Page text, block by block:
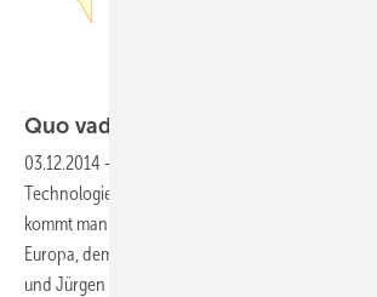
Quo vadis Fenster und
03.12.2014 -
Technologien – Denkt man an die Fenster und
kommt man nicht am wichtigsten Fensterinstitut in
Europa, dem ift in Rosenheim vorbei.
und Jürgen Benitz, Leiter Kommunikation, zeigen